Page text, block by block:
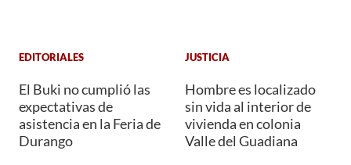
EDITORIALES
El Buki no cumplió las
expectativas de
asistencia en la Feria de
Durango
JUSTICIA
Hombre es localizado
sin vida al interior de
vivienda en colonia
Valle del Guadiana